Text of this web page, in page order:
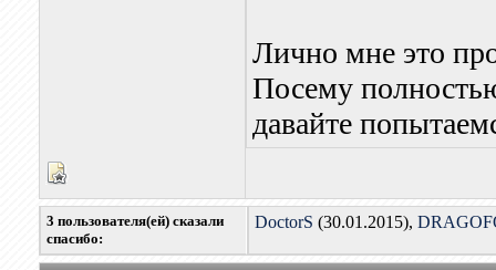
Лично мне это
Посему
давайте
3 пользователя(ей) сказали
cпасибо:
DoctorS (30.01.2015),